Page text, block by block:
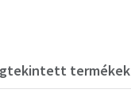
termékek